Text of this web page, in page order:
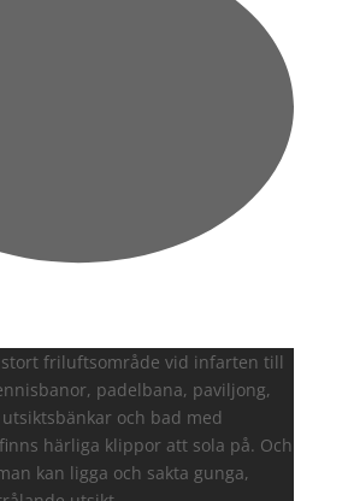
friluftsområde vid infarten till
padelbana, paviljong,
och bad med
härliga klippor att sola på. Och
kan ligga och sakta gunga,